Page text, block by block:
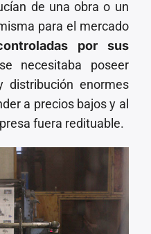
de una obra o un
para el mercado
por sus
necesitaba poseer
distribución enormes
a precios bajos y al
fuera redituable.